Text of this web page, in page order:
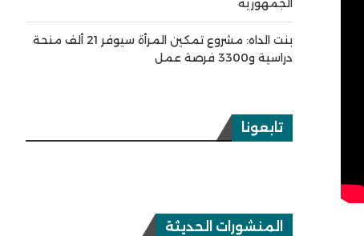
الجمهورية
بنت الداه: مشروع تمكين المرأة سيوفر 21 ألف منحة
دراسية و3300 فرصة عمل
تابعونا
المنشورات الحديثة